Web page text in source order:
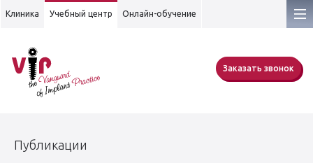
Клиника Учебный центр Онлайн-обучение
Заказать звонок
Публикации